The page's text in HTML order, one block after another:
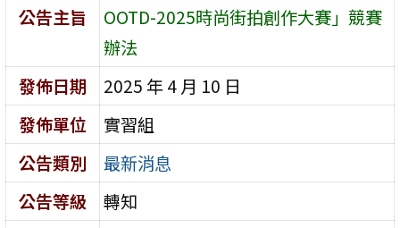
公告主旨
OOTD-2025時尚街拍創作大賽」競賽
辦法
發佈日期
2025 年 4 月 10 日
發佈單位
實習組
公告類別
最新消息
公告等級
轉知